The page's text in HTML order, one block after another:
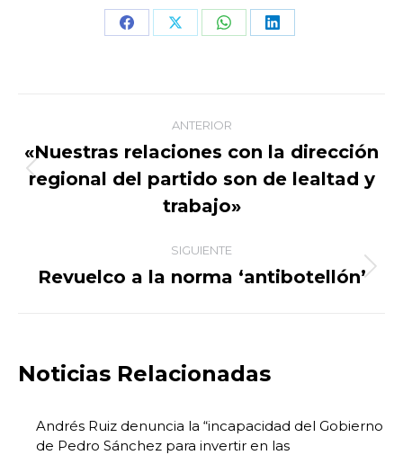
Share Share Share Share
Navegación
entre
publicaciones
ANTERIOR
Publicación
anterior:
«Nuestras relaciones con la dirección
regional del partido son de lealtad y
trabajo»
SIGUIENTE
Publicación
Revuelco a la norma ‘antibotellón’
Noticias Relacionadas
Andrés Ruiz denuncia la “incapacidad del Gobierno
de Pedro Sánchez para invertir en las